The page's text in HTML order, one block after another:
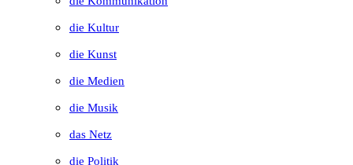
panel.
die Kultur
die Kunst
die Medien
die Musik
das Netz
die Politik